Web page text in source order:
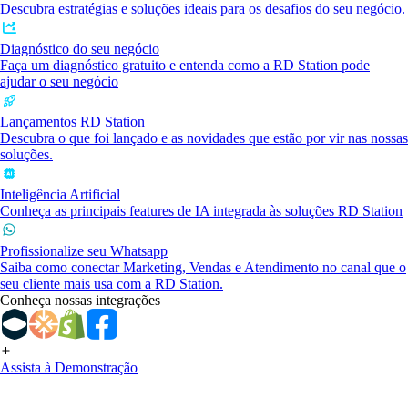
Descubra estratégias e soluções ideais para os desafios do seu negócio.
Diagnóstico do seu negócio
Faça um diagnóstico gratuito e entenda como a RD Station pode
ajudar o seu negócio
Lançamentos RD Station
Descubra o que foi lançado e as novidades que estão por vir nas nossas
soluções.
Inteligência Artificial
Conheça as principais features de IA integrada às soluções RD Station
Profissionalize seu Whatsapp
Saiba como conectar Marketing, Vendas e Atendimento no canal que o
seu cliente mais usa com a RD Station.
Conheça nossas integrações
Assista à Demonstração